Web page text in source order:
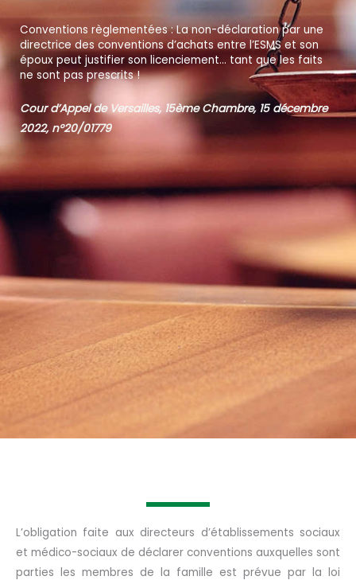
Conventions règlementées : La non-déclaration par une
directrice des conventions d’achats entre l’ESMS et son
époux peut justifier son licenciement… tant que les faits
ne sont pas prescrits !
Cour d’Appel de Versailles, 15èmeChambre, 15 décembre
2022, n°20/01779
L’obligation faite aux directeurs d’établissements sociaux
et médico-sociaux de déclarer conventions auxquelles sont
parties les membres de la famille est prévue par la loi